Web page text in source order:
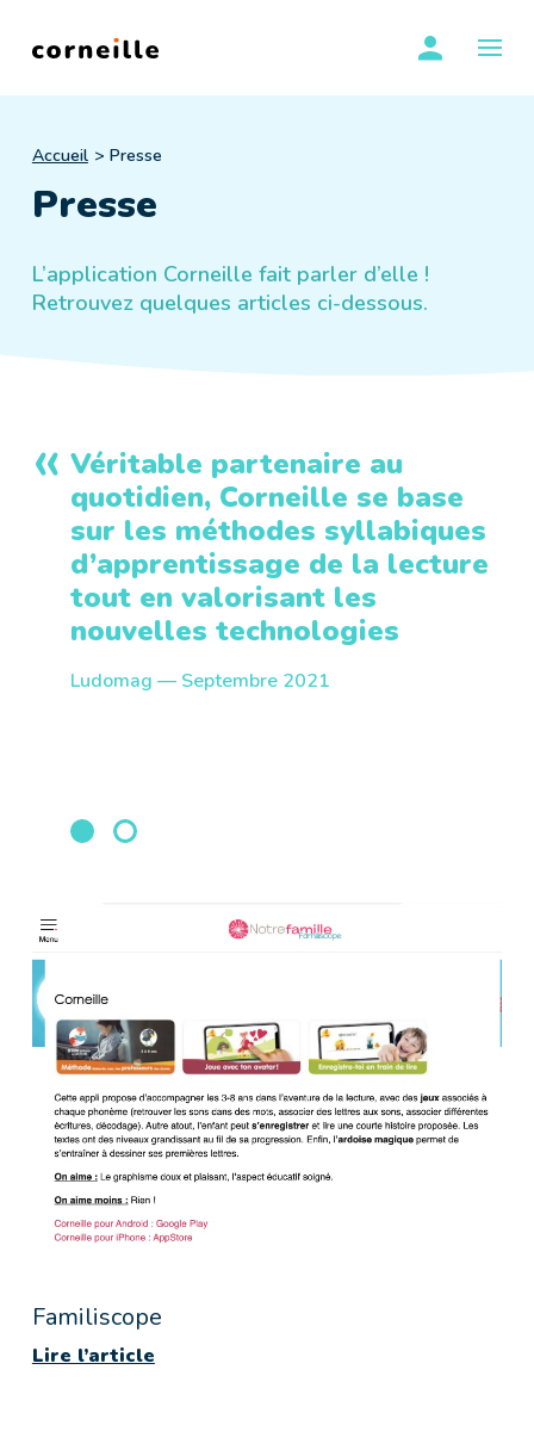
se
Accueil Presse
Presse
L’application Corneille fait parler d’elle !
Retrouvez quelques articles ci-dessous.
Véritable partenaire au
quotidien, Corneille se base
sur les méthodes syllabiques
d’apprentissage de la lecture
tout en valorisant les
nouvelles technologies
Ludomag — Septembre 2021
Familiscope
Lire l’article